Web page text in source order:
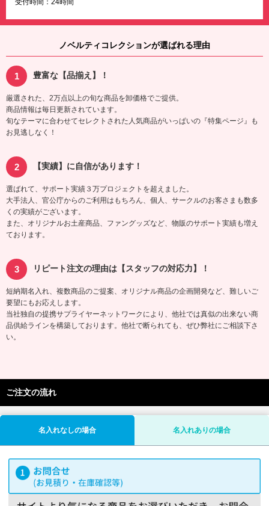
受付時間：24時間
ノベルティコレクションが選ばれる理由
豊富な【品揃え】！
厳選された、2万点以上の旬な商品を卸価格でご提供。
商品情報は毎日更新されています。
旬なテーマに合わせてセレクトされた人気商品がいっぱいの『特集ページ』も
お見逃しなく！
【実績】に自信があります！
選ばれて、サポート実績３万プロジェクトを超えました。
大手法人、官公庁からのご利用はもちろん、個人、サークルのお客さまも数多
くの実績がございます。
また、オリジナルお土産商品、ファングッズなど、物販のサポート実績も増え
ております。
リピート注文の理由は【スタッフの対応力】！
短納期名入れ、複数商品のご提案、オリジナル商品の企画開発など、難しいご
要望にもお応えします。
当社独自の提携サプライヤーネットワークにより、他社では真似の出来ない商
品供給ラインを構築しております。他社で断られても、ぜひ弊社にご相談下さ
い。
ご注文の流れ
名入れなしの場合 名入れありの場合